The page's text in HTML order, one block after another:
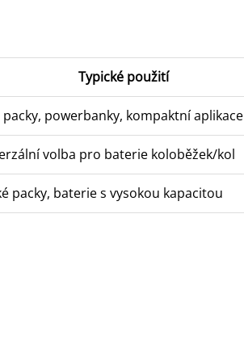
Typické použití
packy, powerbanky, kompaktní aplikace
volba pro baterie koloběžek/kol
packy, baterie s vysokou kapacitou